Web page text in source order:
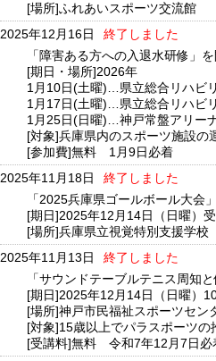
[場所]ふれあいスポーツ交流館
2025年12月16日
終了しました
「障害ある方への入退水研修」
[期日・場所]2026年
1月10日(土曜)…県立総合リハビ
1月17日(土曜)…県立総合リハビ
1月25日(日曜)…神戸常盤アリー
[対象]兵庫県内のスポーツ施設の
[参加費]無料 1月9日必着
2025年11月18日
終了しました
「2025兵庫県ゴールボール大会
[期日]2025年12月14日（日曜）
[場所]兵庫県立視覚特別支援学校
2025年11月13日
終了しました
「サウンドテーブルテニス周知
[期日]2025年12月14日（日曜）
[場所]神戸市民福祉スポーツセン
[対象]15歳以上でパラスポーツの
[受講料]無料 令和7年12月7日必